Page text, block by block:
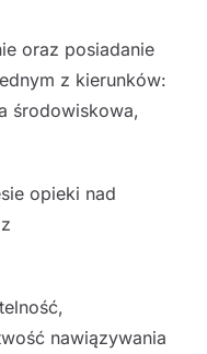
oraz posiadanie
z kierunków:
środowiskowa,
opieki nad
nawiązywania